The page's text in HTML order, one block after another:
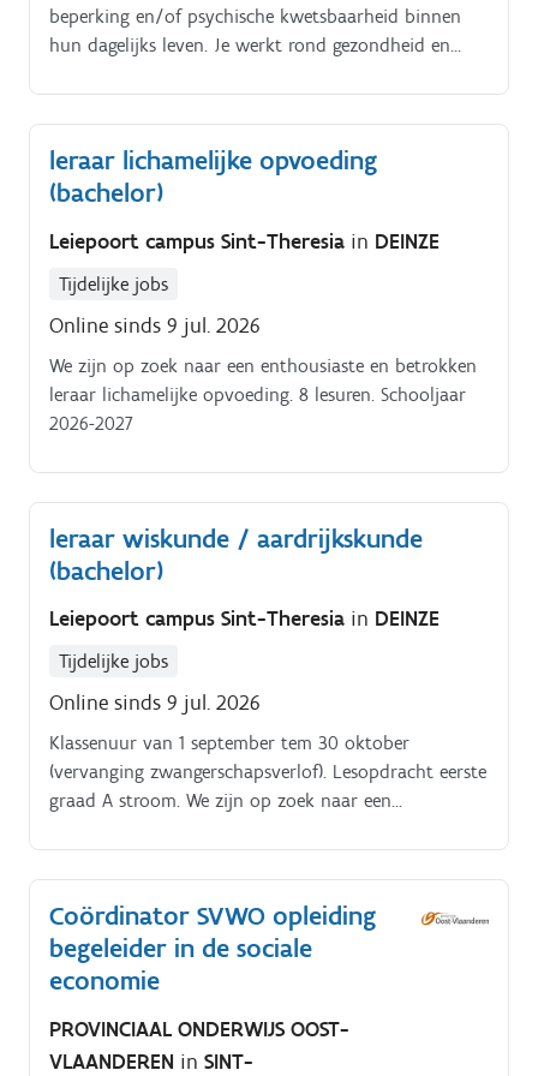
doelen op vanuit het individueel ondersteuningsplan
en volgt deze verder op Je legt contacten met andere
draagt bij tot een goede samenwerking met alle
belanghebbenden (vb. familie, interne en externe
diensten, bewindvoerder) en coördineert het
de rapportage van alle facetten van de
ondersteuning Je draagt bij aan een goede
dienstverlening.
beperking en/of psychische kwetsbaarheid binnen
hun dagelijks leven. Je werkt rond gezondheid en
leraar lichamelijke opvoeding
(bachelor)
Leiepoort campus Sint-Theresia in DEINZE
Tijdelijke jobs
Online sinds 9 jul. 2026
We zijn op zoek naar een enthousiaste en betrokken
leraar lichamelijke opvoeding. 8 lesuren. Schooljaar
2026-2027
leraar wiskunde / aardrijkskunde
(bachelor)
Leiepoort campus Sint-Theresia in DEINZE
Tijdelijke jobs
Online sinds 9 jul. 2026
Klassenuur van 1 september tem 30 oktober
(vervanging zwangerschapsverlof). Lesopdracht eerste
graad A stroom. We zijn op zoek naar een
Coördinator SVWO opleiding
begeleider in de sociale
economie
PROVINCIAAL ONDERWIJS OOST-
VLAANDEREN in SINT-